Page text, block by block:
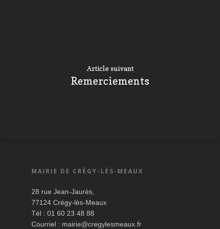
Article suivant
Remerciements
MAIRIE DE CRÉGY-LÈS-MEAUX
28 rue Jean-Jaurès,
77124 Crégy-lès-Meaux
Tél : 01 60 23 48 88
Courriel : mairie@cregylesmeaux.fr